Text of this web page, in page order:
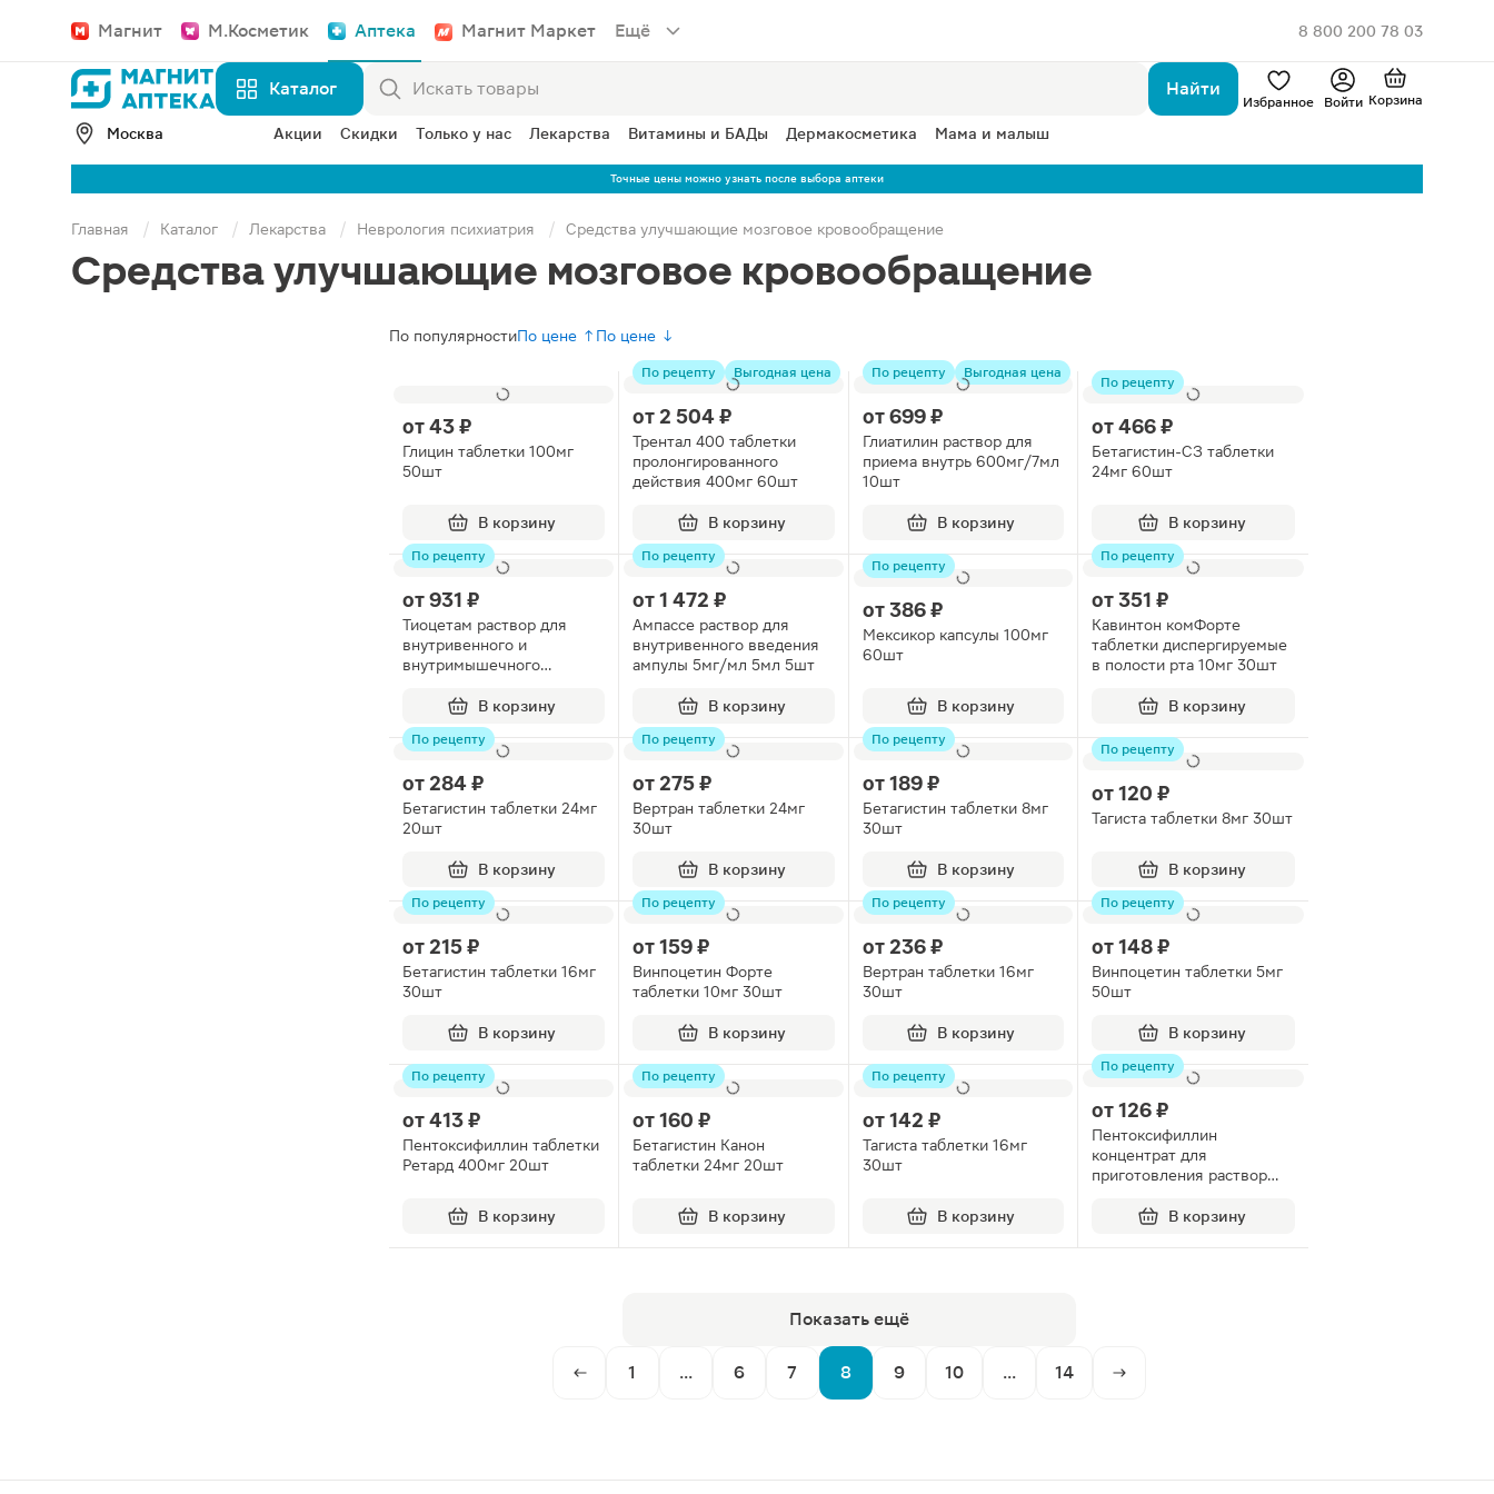
Магнит М.Косметик Аптека Магнит Маркет Ещё 8 800 200 78 03
Каталог Найти
Избранное Войти Корзина
Москва Акции Скидки Только у нас Лекарства Витамины и БАДы Дермакосметика Мама и малыш
Точные цены можно узнать после выбора аптеки
Главная Каталог Лекарства Неврология психиатрия Средства улучшающие мозговое кровообращение
Средства улучшающие мозговое кровообращение
По популярностиПо цене ↑ По цене ↓
от43 ₽
Глицин таблетки 100мг
50шт
В корзину
По рецепту Выгодная цена
от 2 504 ₽
Трентал 400 таблетки
пролонгированного
действия 400мг 60шт
В корзину
По рецепту Выгодная цена
от699 ₽
Глиатилин раствор для
приема внутрь 600мг/7мл
10шт
В корзину
По рецепту
от466 ₽
Бетагистин-СЗ таблетки
24мг 60шт
В корзину
По рецепту
от931 ₽
Тиоцетам раствор для
внутривенного и
внутримышечного
В корзину
По рецепту
от1 472 ₽
Ампассе раствор для
внутривенного введения
ампулы 5мг/мл 5мл 5шт
В корзину
По рецепту
от386 ₽
Мексикор капсулы 100мг
60шт
В корзину
По рецепту
от351 ₽
Кавинтон комФорте
таблетки диспергируемые
в полости рта 10мг 30шт
В корзину
По рецепту
от 284 ₽
Бетагистин таблетки 24мг
20шт
В корзину
По рецепту
от 275 ₽
Вертран таблетки 24мг
30шт
В корзину
По рецепту
от189 ₽
Бетагистин таблетки 8мг
30шт
В корзину
По рецепту
от120 ₽
Тагиста таблетки 8мг 30шт
В корзину
По рецепту
от 215 ₽
Бетагистин таблетки 16мг
30шт
В корзину
По рецепту
от159 ₽
Винпоцетин Форте
таблетки 10мг 30шт
В корзину
По рецепту
от 236 ₽
Вертран таблетки 16мг
30шт
В корзину
По рецепту
от148 ₽
Винпоцетин таблетки 5мг
50шт
В корзину
По рецепту
от413 ₽
Пентоксифиллин таблетки
Ретард 400мг 20шт
В корзину
По рецепту
от160 ₽
Бетагистин Канон
таблетки 24мг 20шт
В корзину
По рецепту
от142 ₽
Тагиста таблетки 16мг
30шт
В корзину
По рецепту
от126 ₽
Пентоксифиллин
концентрат для
приготовления раствор
20мг/мл 5мл 10шт
В корзину
Показать ещё
1 ... 6 7 8 9 10 ... 14